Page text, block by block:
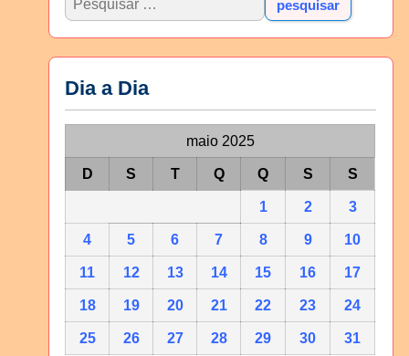
Dia a Dia
maio 2025
D S T Q Q S S
1 2 3
4 5 6 7 8 9 10
11 12 13 14 15 16 17
18 19 20 21 22 23 24
25 26 27 28 29 30 31